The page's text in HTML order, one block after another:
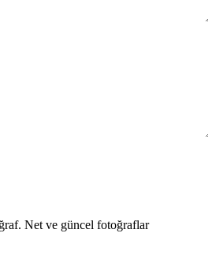
Net ve güncel fotoğraflar